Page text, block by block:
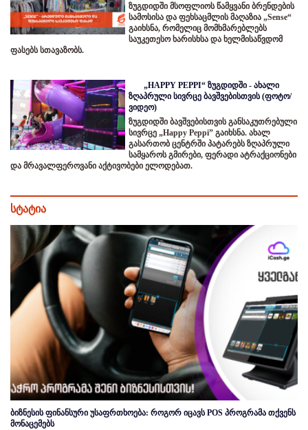
ზუგდიდში მსოფლიოს წამყვანი ბრენდების
სამოსისა და ფეხსაცმლის მაღაზია „Sense“
გაიხსნა, რომელიც მომხმარებლებს
საუკეთესო ხარისხსა და ხელმისაწვდომ
ფასებს სთავაზობს.
„HAPPY PEPPI“ ზუგდიდში - ახალი
ზღაპრული სივრცე ბავშვებისთვის (ფოტო/
ვიდეო)
ზუგდიდში ბავშვებისთვის განსაკუთრებული
სივრცე „Happy Peppi” გაიხსნა. ახალ
გასართობ ცენტრში პატარებს ზღაპრული
სამყაროს გმირები, ფერადი ატრაქციონები
და მრავალფეროვანი აქტივობები ელოდებათ.
სტატია
ბიზნესის ფინანსური უსაფრთხოება: როგორ იცავს POS პროგრამა თქვენს
მონაცემებს